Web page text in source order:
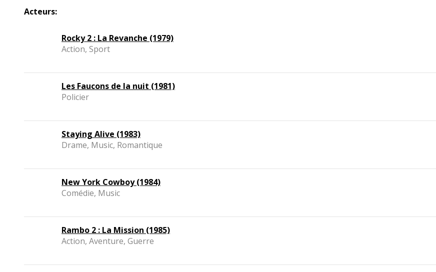
Acteurs:
Rocky 2 : La Revanche (1979)
Action, Sport
Les Faucons de la nuit (1981)
Policier
Staying Alive (1983)
Drame, Music, Romantique
New York Cowboy (1984)
Comédie, Music
Rambo 2 : La Mission (1985)
Action, Aventure, Guerre